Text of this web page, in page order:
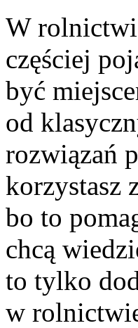
W
częściej
być
od
rozwiązań
korzystasz
bo to
chcą
to tylko
w